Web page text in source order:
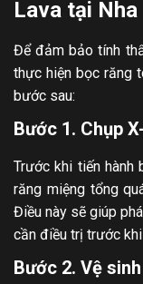
Lava tại
Để đảm bảo tính
thực hiện bọc răng
bước sau:
Bước 1. Chụp
Trước khi tiến hành
răng miệng tổng
Điều này sẽ giúp
cần điều trị trước
Bước 2. Vệ